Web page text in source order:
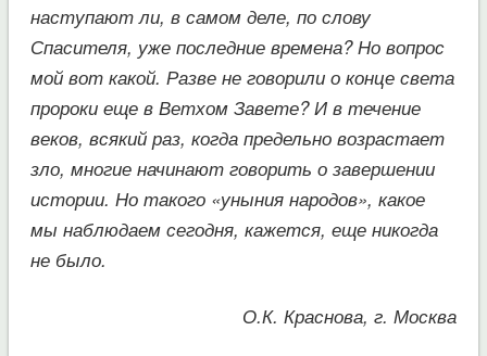
наступают ли, в самом деле, по слову
Спасителя, уже последние времена? Но вопрос
мой вот какой. Разве не говорили о конце света
пророки еще в Ветхом Завете? И в течение
веков, всякий раз, когда предельно возрастает
зло, многие начинают говорить о завершении
истории. Но такого «уныния народов», какое
мы наблюдаем сегодня, кажется, еще никогда
не было.
О.К. Краснова, г. Москва